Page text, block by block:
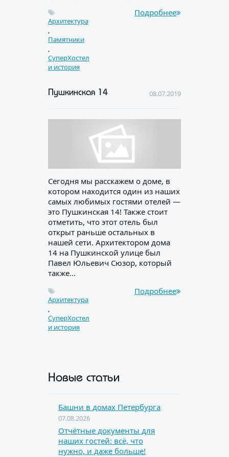
Архитектура
,
Памятники
,
СуперХостел
и история
Подробнее
Пушкинская 14 08.07.2019
Сегодня мы расскажем о доме, в
котором находится один из наших
самых любимых гостями отелей —
это Пушкинская 14! Также стоит
отметить, что этот отель был
открыт раньше остальных в
нашей сети. Архитектором дома
14 на Пушкинской улице был
Павел Юльевич Сюзор, который
также...
Архитектура
,
СуперХостел
и история
Подробнее
Новые статьи
Башни в домах Петербурга
07.08.2026
Отчётные документы для
наших гостей: всё, что
нужно, и даже больше!